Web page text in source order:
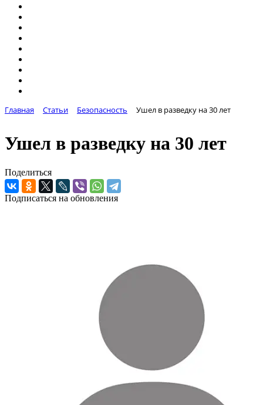
Главная Статьи Безопасность Ушел в разведку на 30 лет
Ушел в разведку на 30 лет
Поделиться
Подписаться на обновления